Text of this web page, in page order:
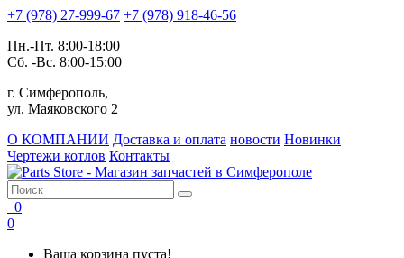
+7 (978) 27-999-67 +7 (978) 918-46-56
Пн.-Пт. 8:00-18:00
Сб. -Вс. 8:00-15:00
г. Симферополь,
ул. Маяковского 2
О КОМПАНИИ Доставка и оплата новости Новинки
Чертежи котлов Контакты
0
0
Ваша корзина пуста!